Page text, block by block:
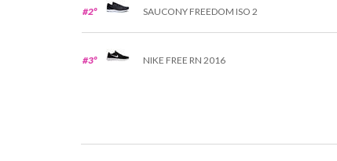
#2º SAUCONY FREEDOM ISO 2
#3º NIKE FREE RN 2016